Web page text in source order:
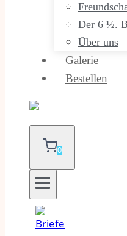
Der 6 ½.
Über uns
Galerie
Bestellen
0